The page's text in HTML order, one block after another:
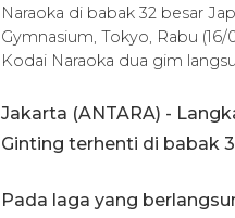
Naraoka di babak 32 besar
Gymnasium, Tokyo, Rabu
Kodai Naraoka dua gim
Jakarta (ANTARA) -
Ginting terhenti di babak
Pada laga yang